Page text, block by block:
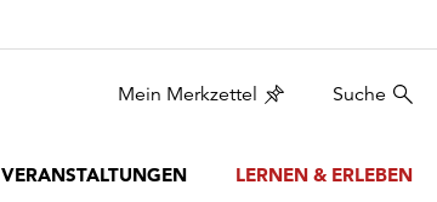
Mein Merkzettel Suche
VERANSTALTUNGEN LERNEN & ERLEBEN